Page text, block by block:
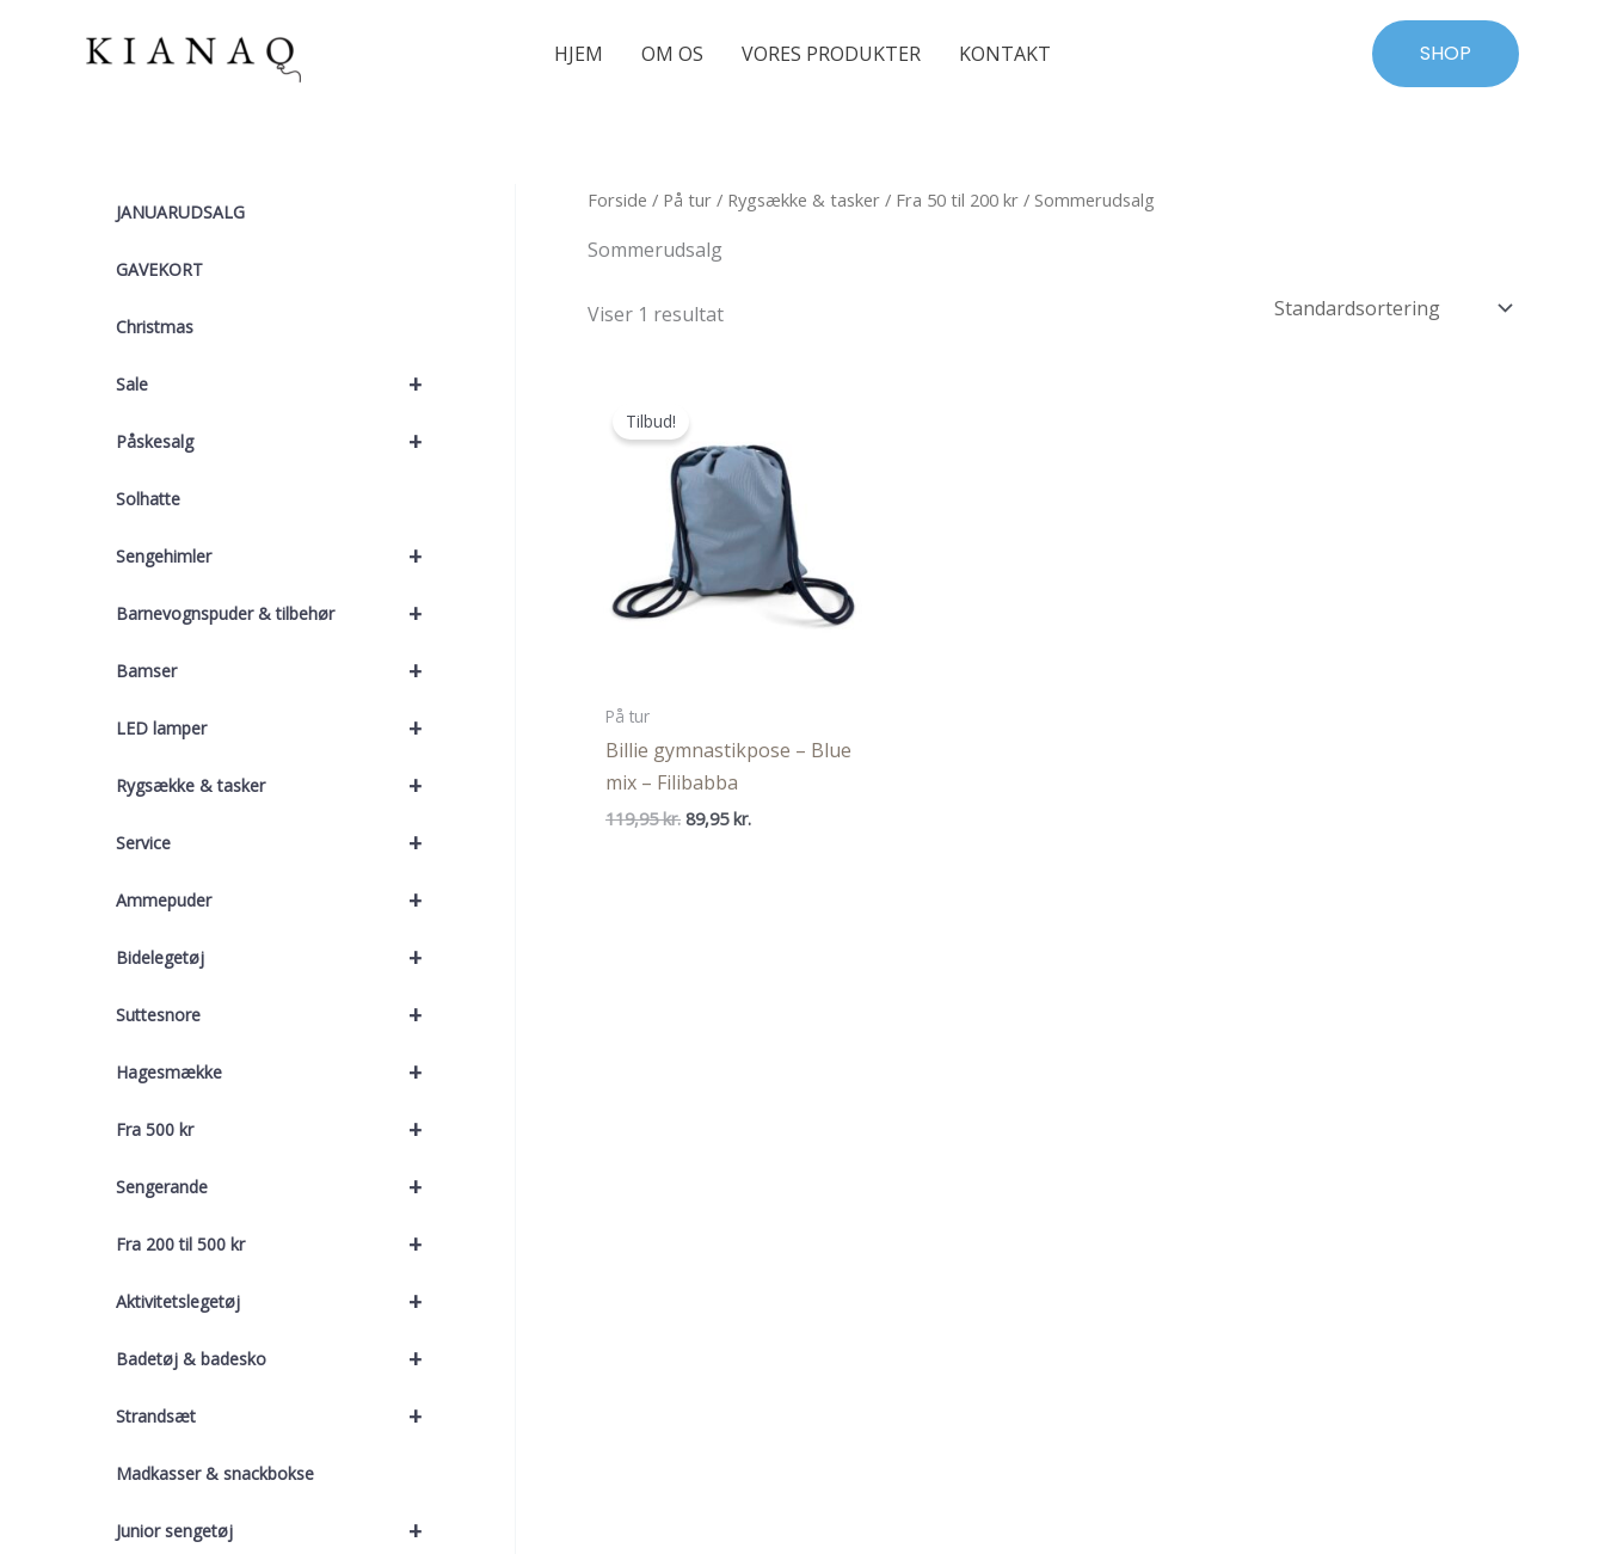
HJEM OM OS VORES PRODUKTER KONTAKT SHOP
JANUARUDSALG
GAVEKORT
Christmas
+
Sale
+
Påskesalg
Solhatte
+
Sengehimler
+
Barnevognspuder & tilbehør
+
Bamser
+
LED lamper
+
Rygsække & tasker
+
Service
+
Ammepuder
+
Bidelegetøj
+
Suttesnore
+
Hagesmække
+
Fra 500 kr
+
Sengerande
+
Fra 200 til 500 kr
+
Aktivitetslegetøj
+
Badetøj & badesko
+
Strandsæt
Madkasser & snackbokse
+
Junior sengetøj
Forside / På tur / Rygsække & tasker / Fra 50 til 200 kr / Sommerudsalg
Sommerudsalg
Viser 1 resultat
Tilbud!
På tur
Billie gymnastikpose – Blue
mix – Filibabba
119,95kr. Den
89,95kr.